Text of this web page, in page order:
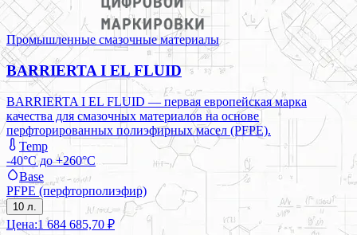
Промышленные смазочные материалы
BARRIERTA I EL FLUID
BARRIERTA I EL FLUID — первая европейская марка
качества для смазочных материалов на основе
перфторированных полиэфирных масел (PFPE).
Temp
-40°C до +260°C
Base
PFPE (перфторполиэфир)
10 л.
Цена:1 684 685,70 ₽